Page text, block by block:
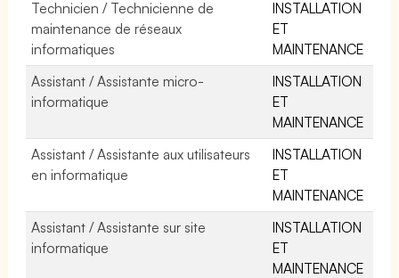
Technicien / Technicienne de
maintenance de réseaux
informatiques
INSTALLATION
ET
MAINTENANCE
Assistant / Assistante micro-
informatique
INSTALLATION
ET
MAINTENANCE
Assistant / Assistante aux utilisateurs
en informatique
INSTALLATION
ET
MAINTENANCE
Assistant / Assistante sur site
informatique
INSTALLATION
ET
MAINTENANCE